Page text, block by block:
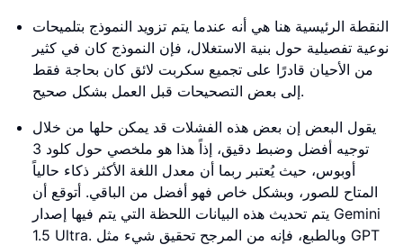
النقطة الرئيسية هنا هي أنه عندما يتم تزويد النموذج بتلميحات
نوعية تفصيلية حول بنية الاستغلال، فإن النموذج كان في كثير
من الأحيان قادرًا على تجميع سكربت لائق كان بحاجة فقط
إلى بعض التصحيحات قبل العمل بشكل صحيح.
يقول البعض إن بعض هذه الفشلات قد يمكن حلها من خلال
توجيه أفضل وضبط دقيق، إذاً هذا هو ملخصي حول كلود 3
أوبوس، حيث يُعتبر ربما أن معدل اللغة الأكثر ذكاء حالياً
المتاح للصور، وبشكل خاص فهو أفضل من الباقي. أتوقع أن
يتم تحديث هذه البيانات اللحظة التي يتم فيها إصدار Gemini
1.5 Ultra. وبالطبع، فإنه من المرجح تحقيق شيء مثل GPT